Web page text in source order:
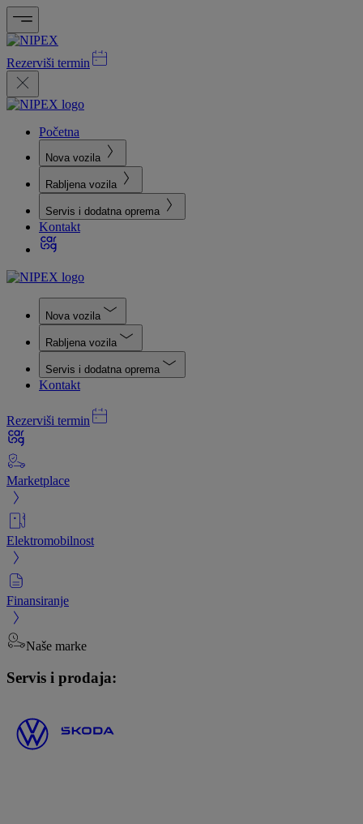
Rezerviši termin
Početna
Nova vozila
Rabljena vozila
Servis i dodatna oprema
Kontakt
Nova vozila
Rabljena vozila
Servis i dodatna oprema
Kontakt
Rezerviši termin
Marketplace
Elektromobilnost
Finansiranje
Naše marke
Servis i prodaja: